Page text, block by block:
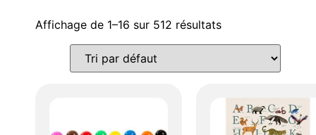
Affichage de 1–16 sur 512 résultats